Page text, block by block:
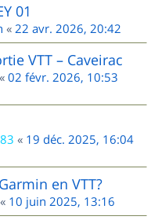
01
« 22 avr. 2026, 20:42
VTT – Caveirac
« 02 févr. 2026, 10:53
« 19 déc. 2025, 16:04
en VTT?
« 10 juin 2025, 13:16